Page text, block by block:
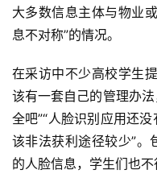
大多数信息主体与物业
息不对称”的情况。
在采访中不少高校学生
该有一套自己的管理办
全吧”“人脸识别应用还
该非法获利途径较少”。
的人脸信息，学生们也不